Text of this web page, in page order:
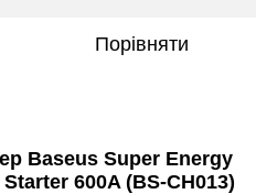
Порівняти
Baseus Super Energy
600A (BS-CH013)